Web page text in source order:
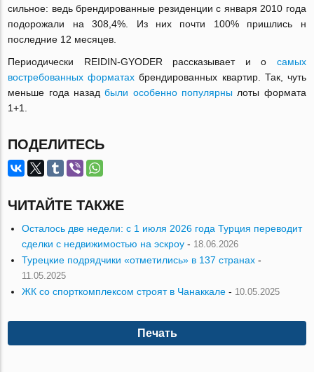
сильное: ведь брендированные резиденции с января 2010 года
подорожали на 308,4%. Из них почти 100% пришлись н
последние 12 месяцев.
Периодически REIDIN-GYODER рассказывает и о самых
востребованных форматах брендированных квартир. Так, чуть
меньше года назадбыли особенно популярны лоты формата
1+1.
ПОДЕЛИТЕСЬ
ЧИТАЙТЕ ТАКЖЕ
Осталось две недели: с 1 июля 2026 года Турция переводит
сделки с недвижимостью на эскроу - 18.06.2026
Турецкие подрядчики «отметились» в 137 странах -
11.05.2025
ЖК со спорткомплексом строят в Чанаккале - 10.05.2025
Печать